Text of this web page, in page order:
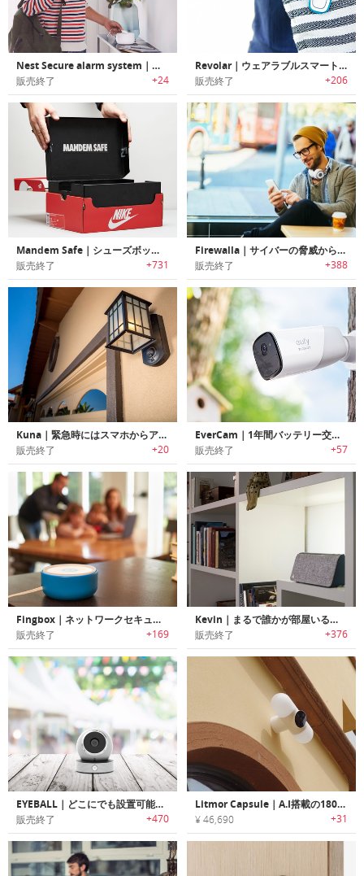
Nest Secure alarm system｜窓・ドア開閉/入退出検知機能搭載セキュリティシステム「ネストセキュア」
販売終了 +24
Revolar｜ウェアラブルスマートセキュリティー「レボラー」
販売終了 +206
Mandem Safe｜シューズボックスに取り付けるセーフティーボックス「マンデムセーフ」
販売終了 +731
Firewalla｜サイバーの脅威から家族を守るサイバーセキュリティデバイス「ファイアーウォーラ」
販売終了 +388
Kuna｜緊急時にはスマホからアクションを行えるスマートホームセキュリティー野外ライト「クナ」
販売終了 +20
EverCam｜1年間バッテリー交換不要のワイヤレスセキュリティーカメラ「エバーカム」
販売終了 +57
Fingbox｜ネットワークセキュリティー/Wi-Fiトラブルシューティングデバイス「フィンボックス」
販売終了 +169
Kevin｜まるで誰かが部屋いるように錯覚させるIoTセキュリティデバイス「ケビン」
販売終了 +376
EYEBALL｜どこにでも設置可能なポータブルセキュリティカメラ「アイボール」
販売終了 +470
Litmor Capsule｜A.I搭載の180°セキュリティカメラ「リットモーカプセル」
¥ 46,690 +31